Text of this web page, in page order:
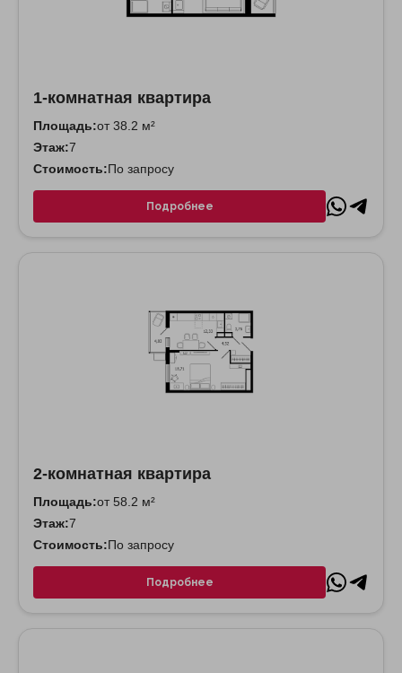
1-комнатная квартира
Площадь:от 38.2 м²
Этаж:7
Стоимость:По запросу
Подробнее
2-комнатная квартира
Площадь:от 58.2 м²
Этаж:7
Стоимость:По запросу
Подробнее